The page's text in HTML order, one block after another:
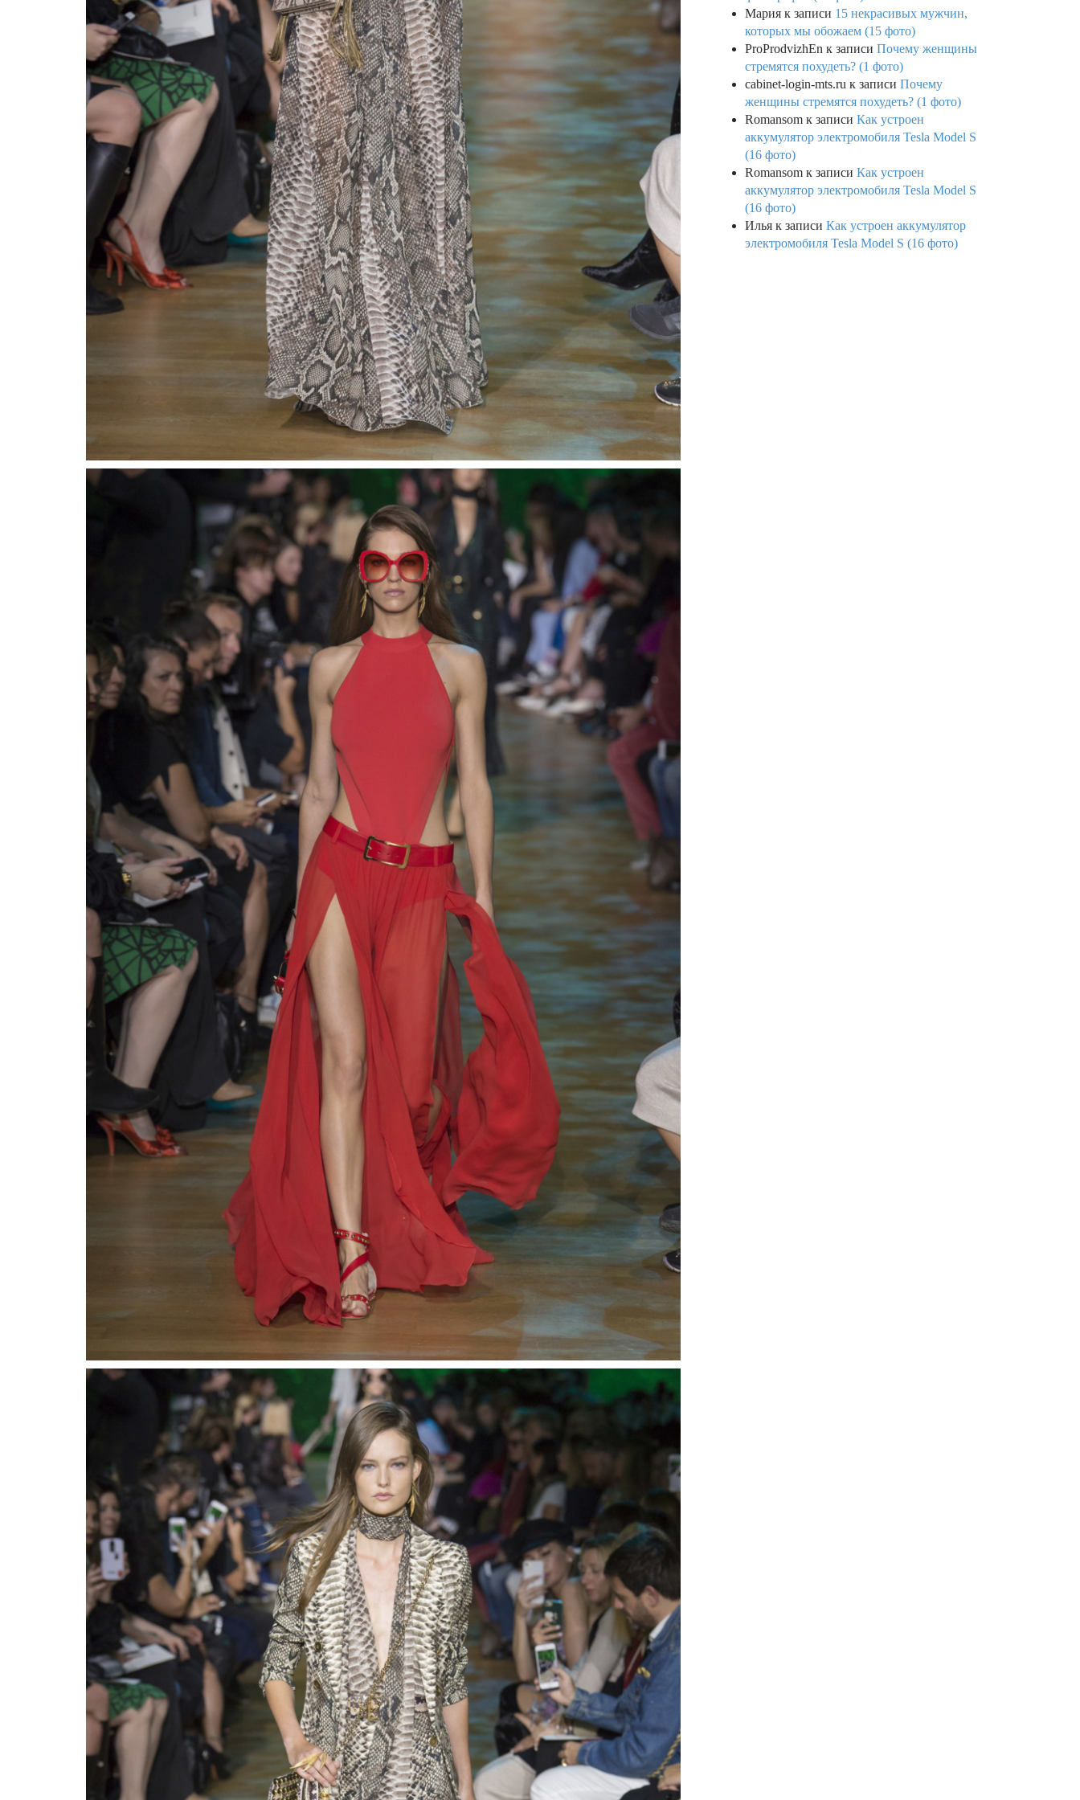
Мария к записи 15 некрасивых мужчин,
которых мы обожаем (15 фото)
ProProdvizhEn к записи Почему женщины
стремятся похудеть? (1 фото)
cabinet-login-mts.ru к записи Почему
женщины стремятся похудеть? (1 фото)
Romansom к записи Как устроен
аккумулятор электромобиля Tesla Model S
(16 фото)
Romansom к записи Как устроен
аккумулятор электромобиля Tesla Model S
(16 фото)
Илья к записи Как устроен аккумулятор
электромобиля Tesla Model S (16 фото)